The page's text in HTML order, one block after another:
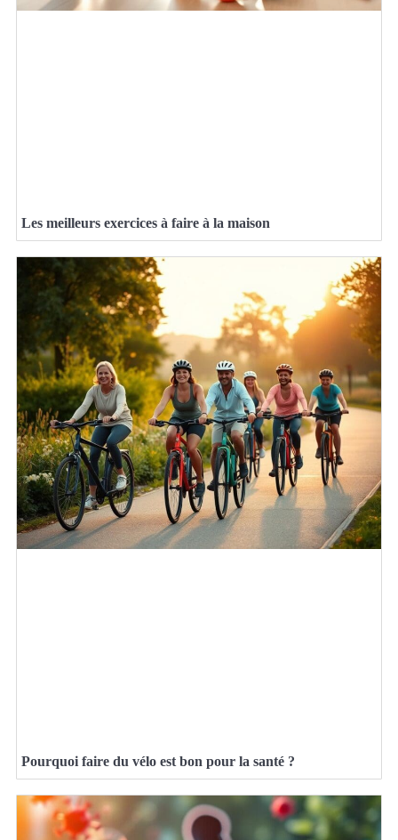
Les meilleurs exercices à faire à la maison
Pourquoi faire du vélo est bon pour la santé ?